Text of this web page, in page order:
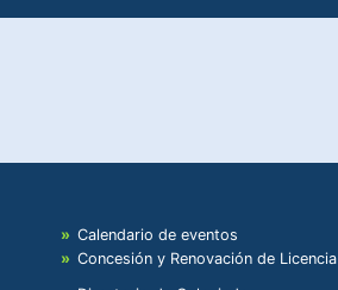
Calendario de eventos
Concesión y Renovación de Licencia